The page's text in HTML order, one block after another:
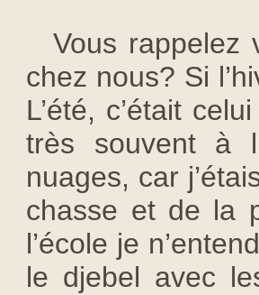
Vous rappelez
chez nous? Si
L’été, c’était
très souvent à
nuages, car
chasse et de la
l’école je
le djebel avec